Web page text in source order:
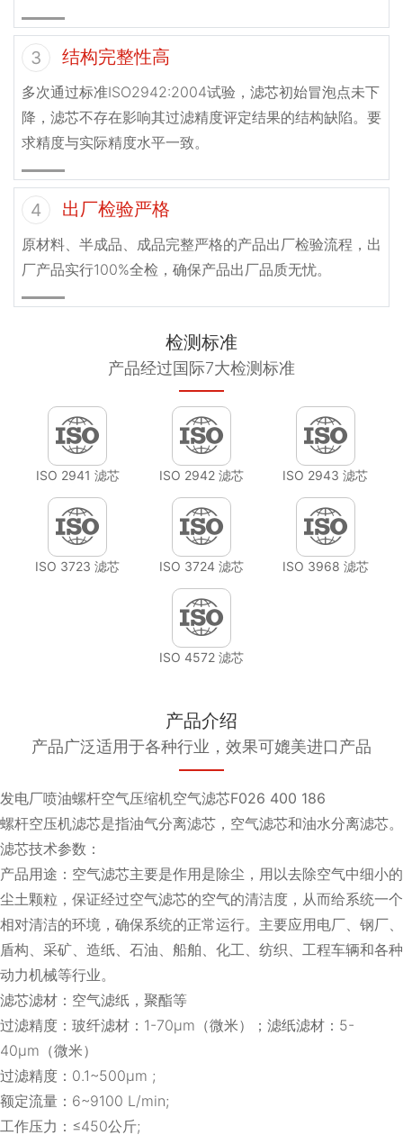
3 结构完整性高
多次通过标准ISO2942:2004试验，滤芯初始冒泡点未下
降，滤芯不存在影响其过滤精度评定结果的结构缺陷。要
求精度与实际精度水平一致。
4 出厂检验严格
原材料、半成品、成品完整严格的产品出厂检验流程，出
厂产品实行100%全检，确保产品出厂品质无忧。
检测标准
产品经过国际7大检测标准
ISO 2941 滤芯 ISO 2942 滤芯 ISO 2943 滤芯
ISO 3723 滤芯 ISO 3724 滤芯 ISO 3968 滤芯
ISO 4572 滤芯
产品介绍
产品广泛适用于各种行业，效果可媲美进口产品
发电厂喷油螺杆空气压缩机空气滤芯F026 400 186
螺杆空压机滤芯是指油气分离滤芯，空气滤芯和油水分离滤芯。
滤芯技术参数：
产品用途：空气滤芯主要是作用是除尘，用以去除空气中细小的
尘土颗粒，保证经过空气滤芯的空气的清洁度，从而给系统一个
相对清洁的环境，确保系统的正常运行。主要应用电厂、钢厂、
盾构、采矿、造纸、石油、船舶、化工、纺织、工程车辆和各种
动力机械等行业。
滤芯滤材：空气滤纸，聚酯等
过滤精度：玻纤滤材：1-70μm（微米）；滤纸滤材：5-
40μm（微米）
过滤精度：0.1~500μm ;
额定流量：6~9100 L/min;
工作压力：≤450公斤;